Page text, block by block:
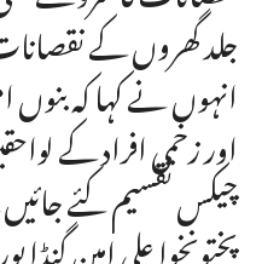
جلد گھروں کے
انہوں نے کہا کہ
اور زخمی افراد کے
چیکس تقسیم کئے
پختونخوا علی امین